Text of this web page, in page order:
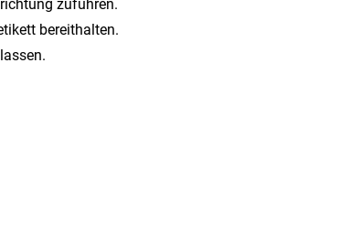
zuführen.
bereithalten.